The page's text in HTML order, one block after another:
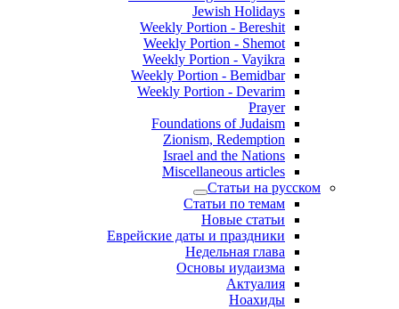
Jewish Holidays
Weekly Portion - Bereshit
Weekly Portion - Shemot
Weekly Portion - Vayikra
Weekly Portion - Bemidbar
Weekly Portion - Devarim
Prayer
Foundations of Judaism
Zionism, Redemption
Israel and the Nations
Miscellaneous articles
Статьи на русском
Статьи по темам
Новые статьи
Еврейские даты и праздники
Недельная глава
Основы иудаизма
Актуалия
Ноахиды